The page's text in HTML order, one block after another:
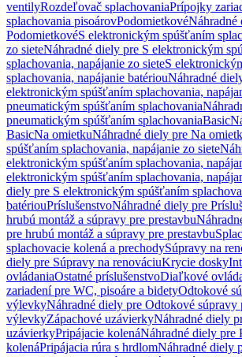
ventilyRozdeľovač splachovaniaPrípojky
splachovania pisoárovPodomietkovéNáhradné
PodomietkovéS elektronickým spúšťaním
zo sieteNáhradné diely pre S elektronickým
splachovania, napájanie zo sieteS
splachovania, napájanie batériouNáhradné
elektronickým spúšťaním splachovania,
pneumatickým spúšťaním splachovania
pneumatickým spúšťaním splachovaniaBasic
BasicNa omietkuNáhradné diely pre Na
spúšťaním splachovania, napájanie zo siete
elektronickým spúšťaním splachovania,
elektronickým spúšťaním splachovania,
diely pre S elektronickým spúšťaním
batériouPríslušenstvoNáhradné diely pre
hrubú montáž a súpravy pre prestavbu
pre hrubú montáž a súpravy pre prestavbu
splachovacie kolená a prechodySúpravy na
diely pre Súpravy na renováciuKrycie dosky
ovládaniaOstatné príslušenstvoDiaľkové
zariadení pre WC, pisoáre a bidetyOdtokové
výlevkyNáhradné diely pre Odtokové súpravy
výlevkyZápachové uzávierkyNáhradné diely
uzávierkyPripájacie kolenáNáhradné diely pre
kolenáPripájacia rúra s hrdlomNáhradné diely